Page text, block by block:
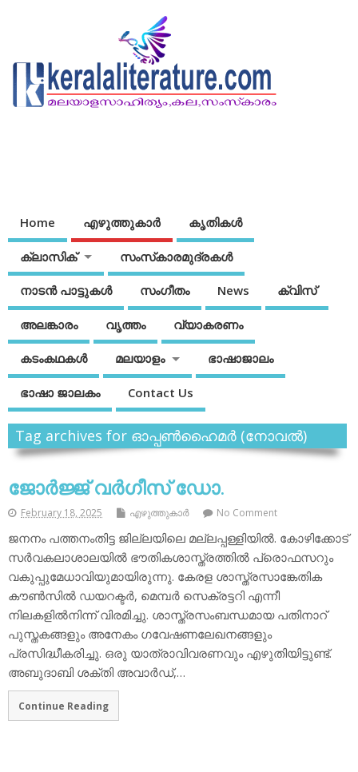
Home എഴുത്തുകാര്‍ കൃതികൾ
ക്ലാസിക് സംസ്‌കാരമുദ്രകള്‍
നാടന്‍ പാട്ടുകള്‍ സംഗീതം News ക്വിസ്
അലങ്കാരം വൃത്തം വ്യാകരണം
കടംകഥകള്‍ മലയാളം ഭാഷാജാലം
ഭാഷാ ജാലകം Contact Us
Tag archives for ഓപ്പണ്‍ഹൈമര്‍ (നോവല്‍)
ജോര്‍ജ്ജ് വര്‍ഗീസ് ഡോ.
February 18, 2025 എഴുത്തുകാര്‍ No Comment
ജനനം പത്തനംതിട്ട ജില്ലയിലെ മല്ലപ്പള്ളിയില്‍. കോഴിക്കോട്
സര്‍വകലാശാലയില്‍ ഭൗതികശാസ്ത്രത്തില്‍ പ്രൊഫസറും
വകുപ്പുമേധാവിയുമായിരുന്നു. കേരള ശാസ്ത്രസാങ്കേതിക
കൗണ്‍സില്‍ ഡയറക്ടര്‍, മെമ്പര്‍ സെക്രട്ടറി എന്നീ
നിലകളില്‍നിന്ന് വിരമിച്ചു. ശാസ്ത്രസംബന്ധമായ പതിനാറ്
പുസ്തകങ്ങളും അനേകം ഗവേഷണലേഖനങ്ങളും
പ്രസിദ്ധീകരിച്ചു. ഒരു യാത്രാവിവരണവും എഴുതിയിട്ടുണ്ട്.
അബുദാബി ശക്തി അവാര്‍ഡ്,…
Continue Reading